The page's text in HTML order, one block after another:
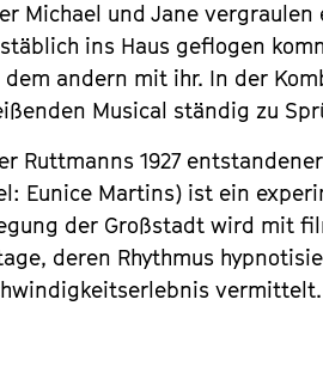
Michael und Jane
ins Haus geflogen
dem andern mit ihr. In der
Musical ständig zu
Ruttmanns 1927 entstandener
Eunice Martins) ist ein
der Großstadt wird mit
deren Rhythmus
vermittelt.